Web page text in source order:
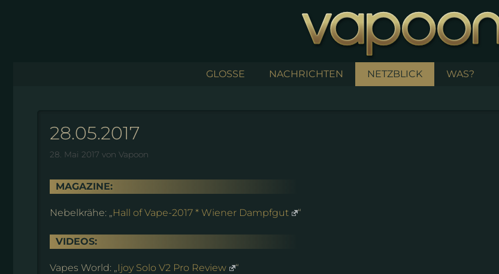
GLOSSE NACHRICHTEN NETZBLICK WAS?
28.05.2017
28. Mai 2017 von Vapoon
MAGAZINE:
Nebelkrähe: „ Hall of Vape-2017 * Wiener Dampfgut “
VIDEOS:
Vapes World: „ Ijoy Solo V2 Pro Review “